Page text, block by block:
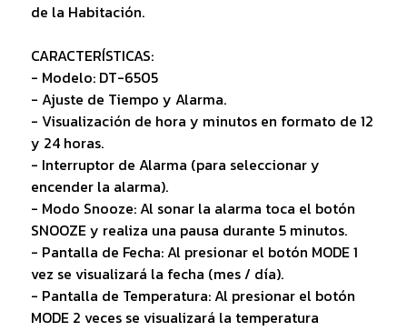
de la Habitación.
CARACTERÍSTICAS:
- Modelo: DT-6505
- Ajuste de Tiempo y Alarma.
- Visualización de hora y minutos en formato de 12
y 24 horas.
- Interruptor de Alarma (para seleccionar y
encender la alarma).
- Modo Snooze: Al sonar la alarma toca el botón
SNOOZE y realiza una pausa durante 5 minutos.
- Pantalla de Fecha: Al presionar el botón MODE 1
vez se visualizará la fecha (mes / día).
- Pantalla de Temperatura: Al presionar el botón
MODE 2 veces se visualizará la temperatura